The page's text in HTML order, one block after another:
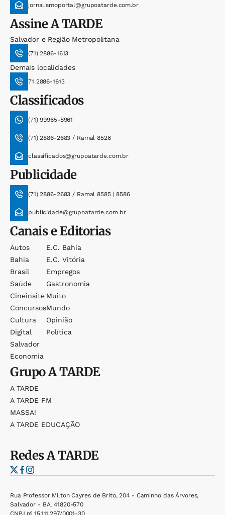
jornalismoportal@grupoatarde.com.br
AssineA TARDE
Salvador e Região Metropolitana
(71) 2886-1613
Demais localidades
71 2886-1613
Classificados
(71) 99965-8961
(71) 2886-2683 / Ramal 8526
classificados@grupoatarde.com.br
Publicidade
(71) 2886-2683 / Ramal 8585 | 8586
publicidade@grupoatarde.com.br
Canais e Editorias
Autos
Bahia
Brasil
Saúde
Cineinsite
Concursos
Cultura
Digital
Salvador
Economia
E.c. Bahia
E.c. Vitória
Empregos
Gastronomia
Muito
Mundo
Opinião
Política
GrupoA TARDE
A TARDE
A TARDE FM
MASSA!
A TARDE EDUCAÇÃO
RedesA TARDE
Rua Professor Milton Cayres de Brito, 204 - Caminho das Árvores,
Salvador - BA, 41820-570